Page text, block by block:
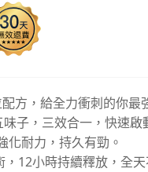
方，給全力衝刺的你最
子，三效合一，快速啟
化耐力，持久有勁。
12小時持續釋放，全天